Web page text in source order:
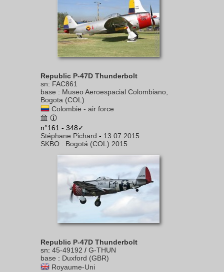
Republic P-47D Thunderbolt
sn: FAC861
base : Museo Aeroespacial Colombiano,
Bogota (COL)
Colombie - air force
n°161 - 348✓
Stéphane Pichard - 13.07.2015
SKBO : Bogotá (COL) 2015
Republic P-47D Thunderbolt
sn: 45-49192 / G-THUN
base : Duxford (GBR)
Royaume-Uni